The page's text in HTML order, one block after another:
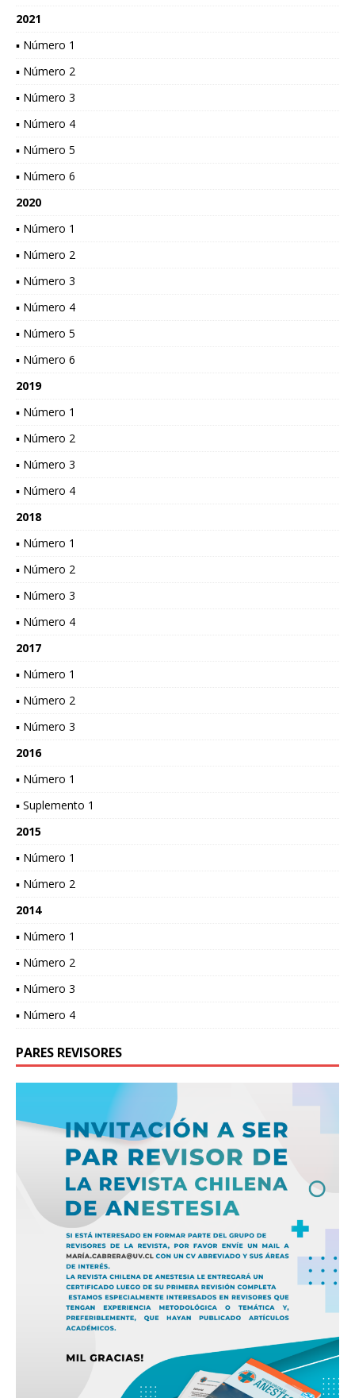
2021
▪ Número 1
▪ Número 2
▪ Número 3
▪ Número 4
▪ Número 5
▪ Número 6
2020
▪ Número 1
▪ Número 2
▪ Número 3
▪ Número 4
▪ Número 5
▪ Número 6
2019
▪ Número 1
▪ Número 2
▪ Número 3
▪ Número 4
2018
▪ Número 1
▪ Número 2
▪ Número 3
▪ Número 4
2017
▪ Número 1
▪ Número 2
▪ Número 3
2016
▪ Número 1
▪ Suplemento 1
2015
▪ Número 1
▪ Número 2
2014
▪ Número 1
▪ Número 2
▪ Número 3
▪ Número 4
PARES REVISORES